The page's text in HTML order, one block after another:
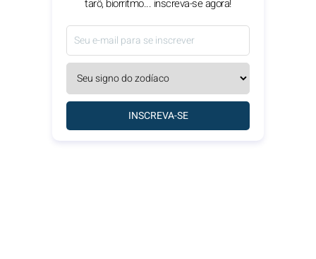
tarô, biorritmo... inscreva-se agora!
INSCREVA-SE